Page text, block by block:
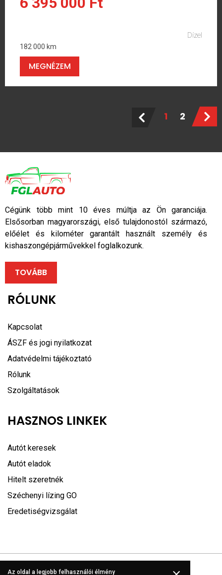
Az oldal a legjobb felhasználói élmény
Dízel
182 000 km
MEGNÉZEM
1 2
Cégünk több mint 10 éves múltja az Ön garanciája.
Elsősorban magyarországi, első tulajdonostól származó,
előélet és kilométer garantált használt személy és
kishaszongépjárművekkel foglalkozunk.
TOVÁBB
RÓLUNK
Kapcsolat
ÁSZF és jogi nyilatkozat
Adatvédelmi tájékoztató
Rólunk
Szolgáltatások
HASZNOS LINKEK
Autót keresek
Autót eladok
Hitelt szeretnék
Széchenyi lízing GO
Eredetiségvizsgálat